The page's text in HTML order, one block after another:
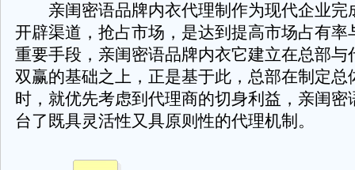
亲闺密语品牌内衣代理制作为现代企业完
开辟渠道，抢占市场，是达到提高市场占有率
重要手段，亲闺密语品牌内衣它建立在总部与
双赢的基础之上，正是基于此，总部在制定总
时，就优先考虑到代理商的切身利益，亲闺密
台了既具灵活性又具原则性的代理机制。